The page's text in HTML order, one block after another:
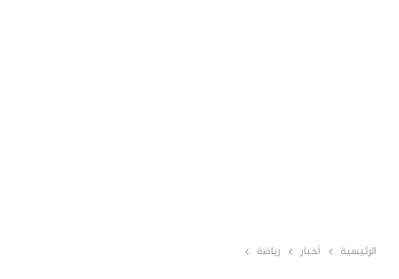
الرئيسية أخبار رياضة